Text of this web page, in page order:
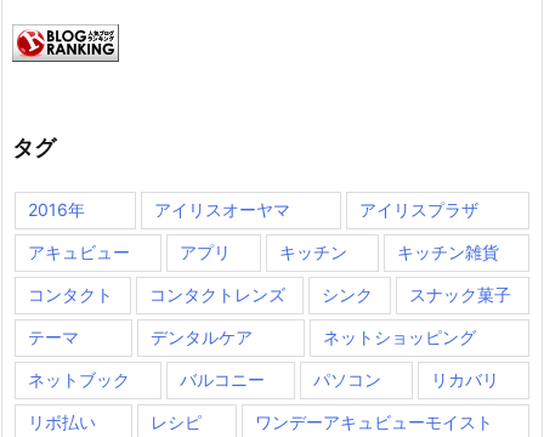
ブ
タグ
2016年 アイリスオーヤマ アイリスプラザ
アキュビュー アプリ キッチン キッチン雑貨
コンタクト コンタクトレンズ シンク スナック菓子
テーマ デンタルケア ネットショッピング
ネットブック バルコニー パソコン リカバリ
リボ払い レシピ ワンデーアキュビューモイスト